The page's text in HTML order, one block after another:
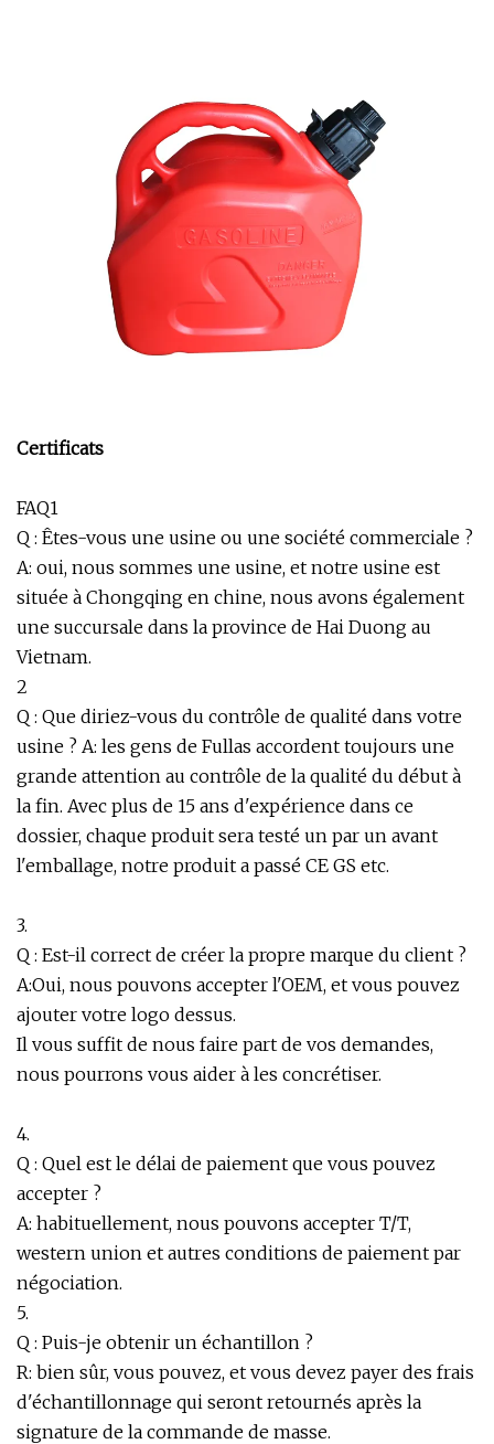
Certificats
FAQ1
Q : Êtes-vous une usine ou une société commerciale ?
A: oui, nous sommes une usine, et notre usine est
située à Chongqing en chine, nous avons également
une succursale dans la province de Hai Duong au
Vietnam.
2
Q : Que diriez-vous du contrôle de qualité dans votre
usine ? A: les gens de Fullas accordent toujours une
grande attention au contrôle de la qualité du début à
la fin. Avec plus de 15 ans d'expérience dans ce
dossier, chaque produit sera testé un par un avant
l'emballage, notre produit a passé CE GS etc.
3.
Q : Est-il correct de créer la propre marque du client ?
A:Oui, nous pouvons accepter l'OEM, et vous pouvez
ajouter votre logo dessus.
Il vous suffit de nous faire part de vos demandes,
nous pourrons vous aider à les concrétiser.
4.
Q : Quel est le délai de paiement que vous pouvez
accepter ?
A: habituellement, nous pouvons accepter T/T,
western union et autres conditions de paiement par
négociation.
5.
Q : Puis-je obtenir un échantillon ?
R: bien sûr, vous pouvez, et vous devez payer des frais
d'échantillonnage qui seront retournés après la
signature de la commande de masse.